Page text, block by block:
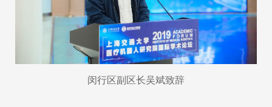
闵行区副区长吴斌致辞